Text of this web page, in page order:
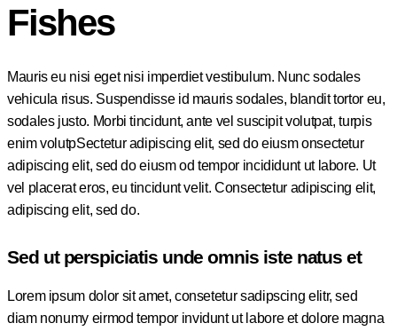
Fishes
Mauris eu nisi eget nisi imperdiet vestibulum. Nunc sodales
vehicula risus. Suspendisse id mauris sodales, blandit tortor eu,
sodales justo. Morbi tincidunt, ante vel suscipit volutpat, turpis
enim volutpSectetur adipiscing elit, sed do eiusm onsectetur
adipiscing elit, sed do eiusm od tempor incididunt ut labore. Ut
vel placerat eros, eu tincidunt velit. Consectetur adipiscing elit,
adipiscing elit, sed do.
Sed ut perspiciatis unde omnis iste natus et
Lorem ipsum dolor sit amet, consetetur sadipscing elitr, sed
diam nonumy eirmod tempor invidunt ut labore et dolore magna